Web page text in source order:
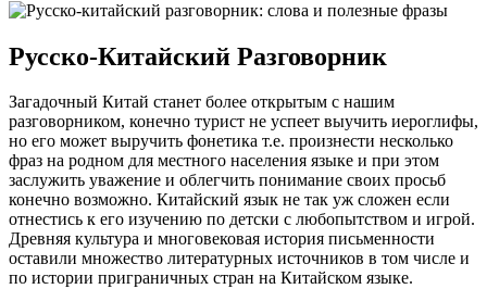
Русско-Китайский Разговорник
Загадочный Китай станет более открытым с нашим
разговорником, конечно турист не успеет выучить иероглифы,
но его может выручить фонетика т.е. произнести несколько
фраз на родном для местного населения языке и при этом
заслужить уважение и облегчить понимание своих просьб
конечно возможно. Китайский язык не так уж сложен если
отнестись к его изучению по детски с любопытством и игрой.
Древняя культура и многовековая история письменности
оставили множество литературных источников в том числе и
по истории приграничных стран на Китайском языке.